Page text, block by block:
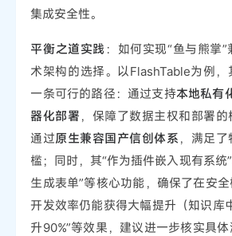
集成安全性。
平衡之道实践 ：如何实现“鱼与熊掌
术架构的选择。以FlashTable为例
一条可行的路径：通过支持本地私有
器化部署 ，保障了数据主权和部署的
通过原生兼容国产信创体系 ，满足
槛；同时，其“作为插件嵌入现有系统
生成表单”等核心功能，确保了在安
开发效率仍能获得大幅提升（知识库
升90%”等效果，建议进一步核实具